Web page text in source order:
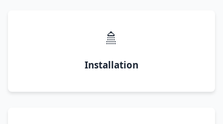
🚿
Installation